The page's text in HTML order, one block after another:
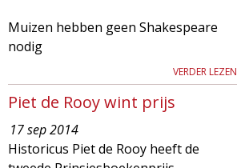
Muizen hebben geen Shakespeare
nodig
VERDER LEZEN
Piet de Rooy wint prijs
17 sep 2014
Historicus Piet de Rooy heeft de